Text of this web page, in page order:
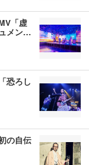
「虚
メン…
恐ろし
の自伝